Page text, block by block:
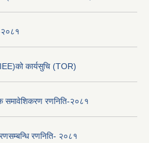
२०८१
कार्यसुचि (TOR)
समावेशिकरण रणनिति-२०८१
रणनिति- २०८१